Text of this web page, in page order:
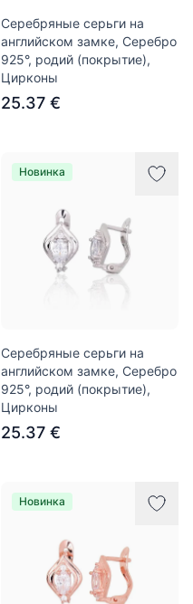
Серебряные серьги на
английском замке, Серебро
925°, родий (покрытие),
Цирконы
25.37 €
Новинка
Серебряные серьги на
английском замке, Серебро
925°, родий (покрытие),
Цирконы
25.37 €
Новинка